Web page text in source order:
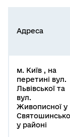
Адреса
м. Київ , на
перетині вул.
Львівської та
вул.
Живописної у
у районі